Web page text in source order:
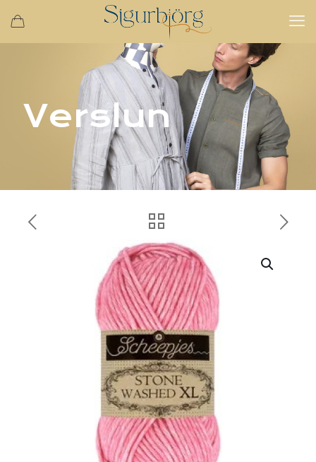
Verslun